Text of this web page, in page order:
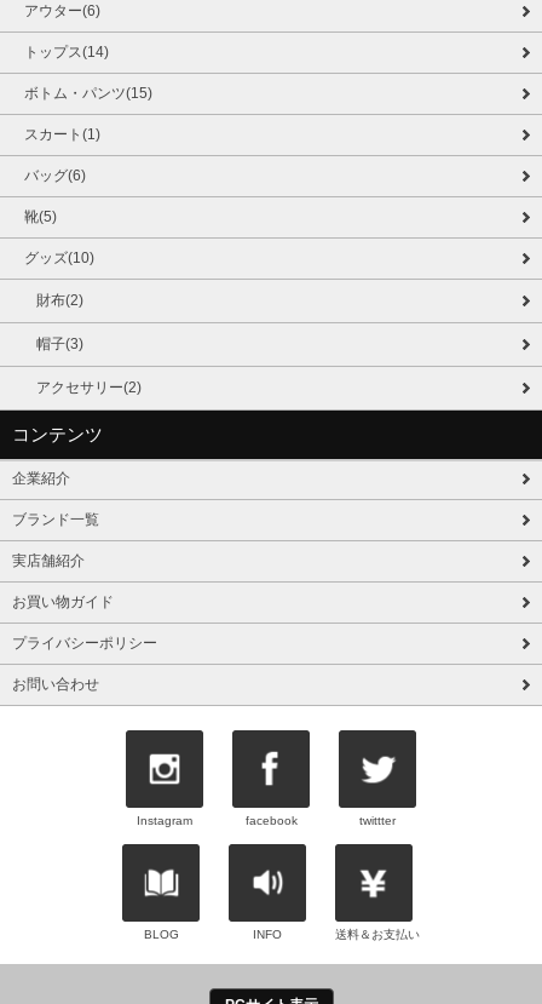
アウター(6)
トップス(14)
ボトム・パンツ(15)
スカート(1)
バッグ(6)
靴(5)
グッズ(10)
財布(2)
帽子(3)
アクセサリー(2)
コンテンツ
企業紹介
ブランド一覧
実店舗紹介
お買い物ガイド
プライバシーポリシー
お問い合わせ
Instagram facebook twittter
BLOG INFO 送料＆お支払い